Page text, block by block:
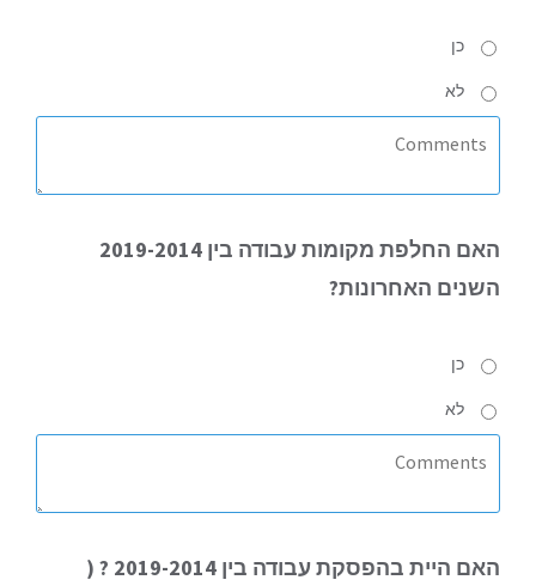
כן
לא
האם
החלפת מקומות עבודה בין 2019-2014
השנים האחרונות?
כן
לא
האם היית בהפסקת עבודה בין 2019-2014 ? (